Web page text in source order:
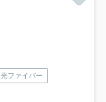
光ファイバー